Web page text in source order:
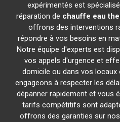
expérimentés est
réparation de chauffe eau
offrons des interventions
répondre à vos besoins en
Notre équipe d'experts est
vos appels d'urgence et
domicile ou dans vos
engageons à respecter les
dépanner rapidement et vous
tarifs compétitifs sont
offrons des garanties sur